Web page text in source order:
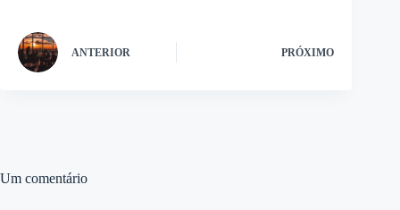
ANTERIOR PRÓXIMO
Um comentário